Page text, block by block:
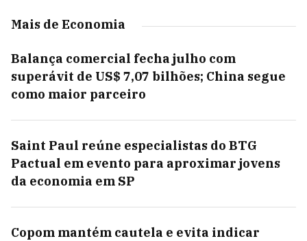
Mais de Economia
Balança comercial fecha julho com
superávit de US$ 7,07 bilhões; China segue
como maior parceiro
Saint Paul reúne especialistas do BTG
Pactual em evento para aproximar jovens
da economia em SP
Copom mantém cautela e evita indicar